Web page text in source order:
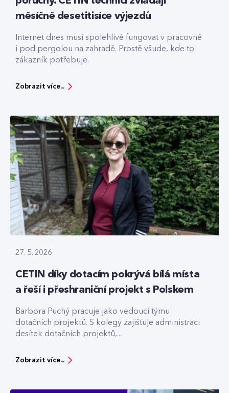
měsíčně desetitisíce výjezdů
Internet dnes musí spolehlivě fungovat v pracovně
i pod pergolou na zahradě. Prostě všude, kde to
zákazník potřebuje.
Zobrazit více...
27. 5. 2026
CETIN díky dotacím pokrývá bílá místa
a řeší i přeshraniční projekt s Polskem
Barbora Puchý pracuje jako vedoucí týmu
dotačních projektů. S kolegy zajišťuje administraci
desítek dotačních projektů,...
Zobrazit více...